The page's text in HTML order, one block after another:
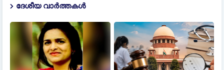
ദേശീയ വാർത്തകൾ